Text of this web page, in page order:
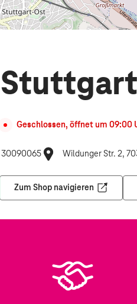
Geschlossen, öffnet um 09:00
30090065 Wildunger Str. 2,
Tab
Zum Shop navigieren
Öffnet in einem